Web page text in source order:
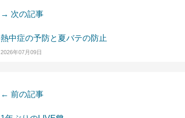
→ 次の記事
熱中症の予防と夏バテの防止
2026年07月09日
← 前の記事